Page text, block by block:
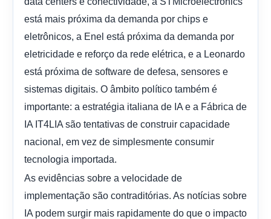
está mais próxima da demanda por chips e
eletrônicos, a Enel está próxima da demanda por
eletricidade e reforço da rede elétrica, e a Leonardo
está próxima de software de defesa, sensores e
sistemas digitais. O âmbito político também é
importante: a estratégia italiana de IA e a Fábrica de
IA IT4LIA são tentativas de construir capacidade
nacional, em vez de simplesmente consumir
tecnologia importada.
As evidências sobre a velocidade de
implementação são contraditórias. As notícias sobre
IA podem surgir mais rapidamente do que o impacto